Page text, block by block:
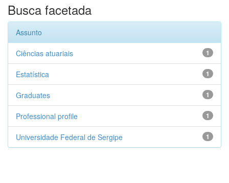
Busca facetada
Assunto
1
Ciências atuariais
1
Estatística
1
Graduates
1
Professional profile
1
Universidade Federal de Sergipe